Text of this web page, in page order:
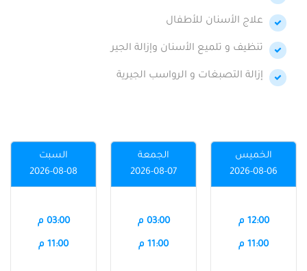
علاج الأسنان للأطفال
تنظيف و تلميع الأسنان وإزالة الجير
إزالة التصبغات و الرواسب الجيرية
الخميس
2026-08-06
12:00 م
11:00 م
الجمعة
2026-08-07
03:00 م
11:00 م
السبت
2026-08-08
03:00 م
11:00 م